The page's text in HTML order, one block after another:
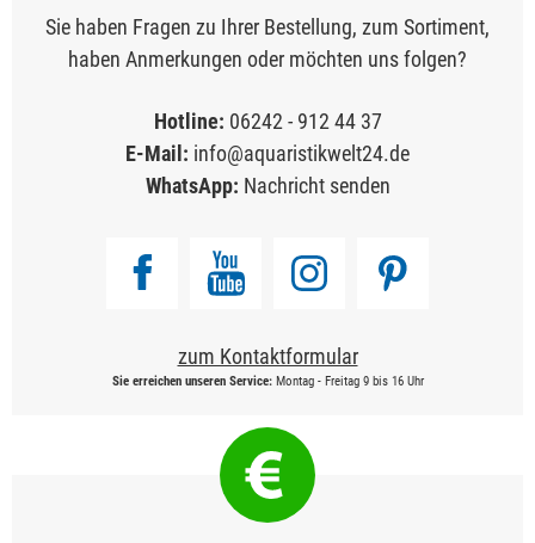
Sie haben Fragen zu Ihrer Bestellung, zum Sortiment,
haben Anmerkungen oder möchten uns folgen?
Hotline: 06242 - 912 44 37
E-Mail: info@aquaristikwelt24.de
WhatsApp: Nachricht senden
zum Kontaktformular
Sie erreichen unseren Service:Montag - Freitag 9 bis 16 Uhr